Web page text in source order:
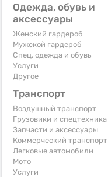
Одежда, обувь и
аксессуары
Женский гардероб
Мужской гардероб
Спец. одежда и обувь
Услуги
Другое
Транспорт
Воздушный транспорт
Грузовики и спецтехника
Запчасти и аксессуары
Коммерческий транспорт
Легковые автомобили
Мото
Услуги